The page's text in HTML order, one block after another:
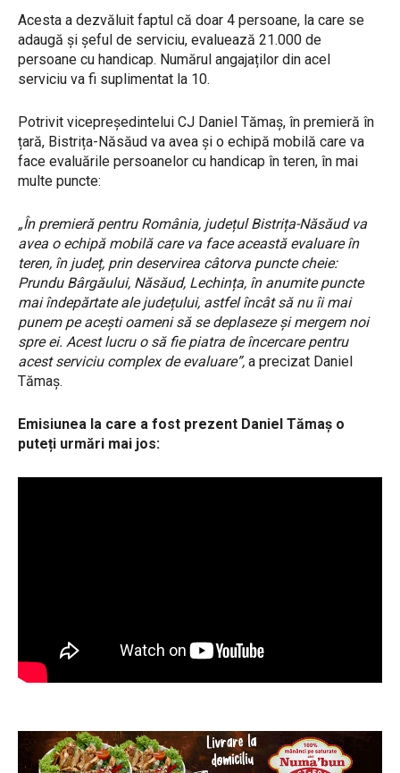
Acesta a dezvăluit faptul că doar 4 persoane, la care se
adaugă și șeful de serviciu, evaluează 21.000 de
persoane cu handicap. Numărul angajaților din acel
serviciu va fi suplimentat la 10.
Potrivit vicepreședintelui CJ Daniel Tămaș, în premieră în
țară, Bistrița-Năsăud va avea și o echipă mobilă care va
face evaluările persoanelor cu handicap în teren, în mai
multe puncte:
„În premieră pentru România, județul Bistrița-Năsăud va
avea o echipă mobilă care va face această evaluare în
teren, în județ, prin deservirea câtorva puncte cheie:
Prundu Bârgăului, Năsăud, Lechința, în anumite puncte
mai îndepărtate ale județului, astfel încât să nu îi mai
punem pe acești oameni să se deplaseze și mergem noi
spre ei. Acest lucru o să fie piatra de încercare pentru
acest serviciu complex de evaluare”, a precizat Daniel
Tămaș.
Emisiunea la care a fost prezent Daniel Tămaș o
puteți urmări mai jos: